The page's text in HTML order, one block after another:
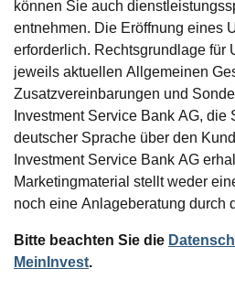
können Sie auch
entnehmen. Die Eröffnung eines
erforderlich. Rechtsgrundlage für
jeweils aktuellen Allgemeinen
Zusatzvereinbarungen und
Investment Service Bank AG, die
deutscher Sprache über den
Investment Service Bank AG
Marketingmaterial stellt weder
noch eine Anlageberatung durch
Bitte beachten Sie die
MeinInvest.